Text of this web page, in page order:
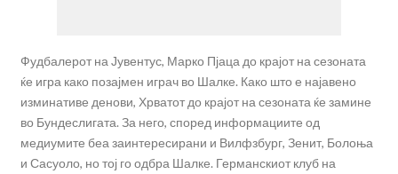
Фудбалерот на Јувентус, Марко Пјаца до крајот на сезоната
ќе игра како позајмен играч во Шалке. Како што е најавено
изминативе денови, Хрватот до крајот на сезоната ќе замине
во Бундеслигата. За него, според информациите од
медиумите беа заинтересирани и Вилфзбург, Зенит, Болоња
и Сасуоло, но тој го одбра Шалке. Германскиот клуб на